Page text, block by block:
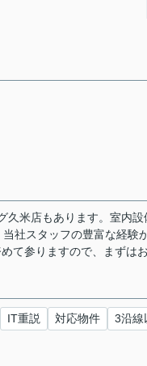
久米店もあります。室内
社スタッフの豊富な経
て参りますので、まずは
IT重説 対応物件 3沿線